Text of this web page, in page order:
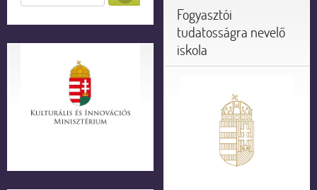
Fogyasztói
tudatosságra nevelő
iskola